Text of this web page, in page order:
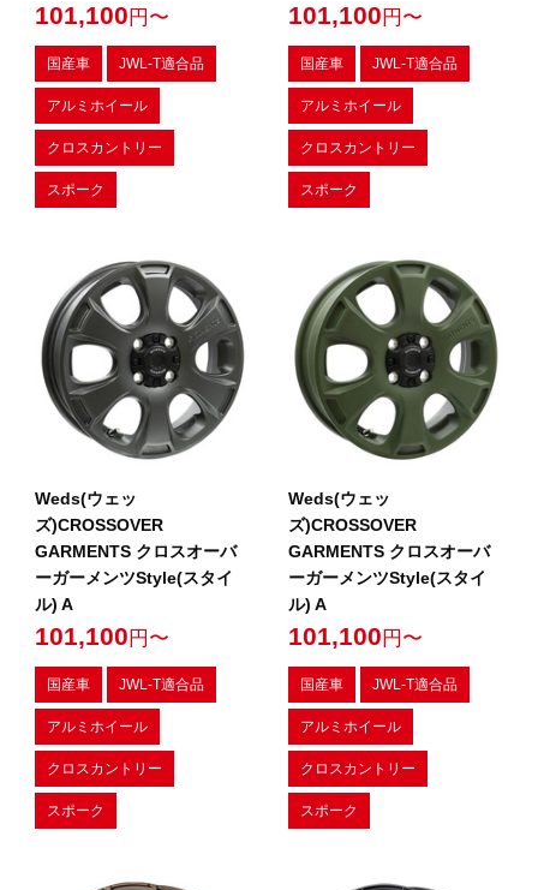
101,100 円〜
国産車 JWL-T適合品
アルミホイール
クロスカントリー
スポーク
101,100 円〜
国産車 JWL-T適合品
アルミホイール
クロスカントリー
スポーク
Weds(ウェッ
ズ)CROSSOVER
GARMENTS クロスオーバ
ーガーメンツStyle(スタイ
ル) A
101,100 円〜
国産車 JWL-T適合品
アルミホイール
クロスカントリー
スポーク
Weds(ウェッ
ズ)CROSSOVER
GARMENTS クロスオーバ
ーガーメンツStyle(スタイ
ル) A
101,100 円〜
国産車 JWL-T適合品
アルミホイール
クロスカントリー
スポーク